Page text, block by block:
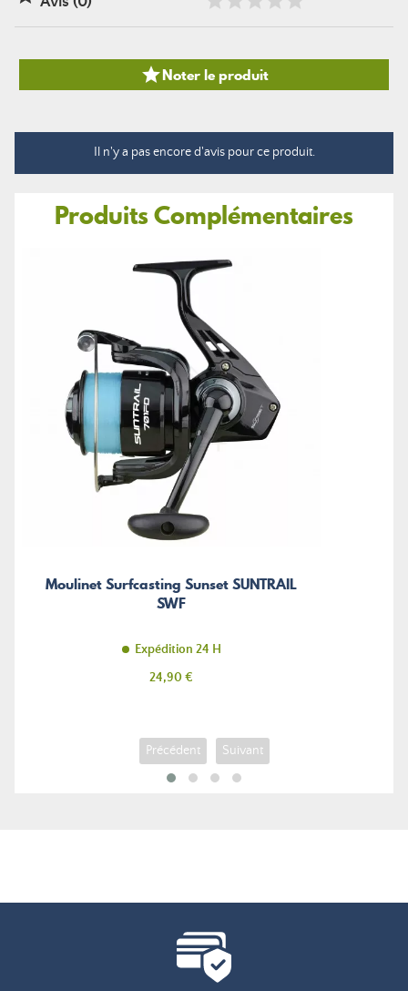
Noter le produit
Il n'y a pas encore d'avis pour ce produit.
Produits Complémentaires
Moulinet Surfcasting Sunset SUNTRAIL
SWF
Expédition 24 H
Prix
24,90 €
Précédent Suivant